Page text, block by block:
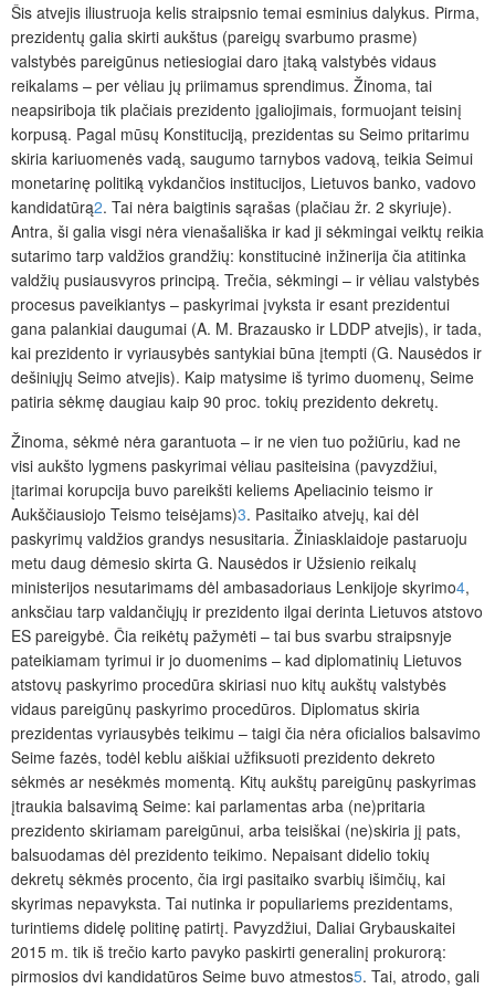
Šis atvejis iliustruoja kelis straipsnio temai esminius dalykus. Pirma,
prezidentų galia skirti aukštus (pareigų svarbumo prasme)
valstybės pareigūnus netiesiogiai daro įtaką valstybės vidaus
reikalams – per vėliau jų priimamus sprendimus. Žinoma, tai
neapsiriboja tik plačiais prezidento įgaliojimais, formuojant teisinį
korpusą. Pagal mūsų Konstituciją, prezidentas su Seimo pritarimu
skiria kariuomenės vadą, saugumo tarnybos vadovą, teikia Seimui
monetarinę politiką vykdančios institucijos, Lietuvos banko, vadovo
kandidatūrą2. Tai nėra baigtinis sąrašas (plačiau žr. 2 skyriuje).
Antra, ši galia visgi nėra vienašališka ir kad ji sėkmingai veiktų reikia
sutarimo tarp valdžios grandžių: konstitucinė inžinerija čia atitinka
valdžių pusiausvyros principą. Trečia, sėkmingi – ir vėliau valstybės
procesus paveikiantys – paskyrimai įvyksta ir esant prezidentui
gana palankiai daugumai (A. M. Brazausko ir LDDP atvejis), ir tada,
kai prezidento ir vyriausybės santykiai būna įtempti (G. Nausėdos ir
dešiniųjų Seimo atvejis). Kaip matysime iš tyrimo duomenų, Seime
patiria sėkmę daugiau kaip 90 proc. tokių prezidento dekretų.
Žinoma, sėkmė nėra garantuota – ir ne vien tuo požiūriu, kad ne
visi aukšto lygmens paskyrimai vėliau pasiteisina (pavyzdžiui,
įtarimai korupcija buvo pareikšti keliems Apeliacinio teismo ir
Aukščiausiojo Teismo teisėjams)3. Pasitaiko atvejų, kai dėl
paskyrimų valdžios grandys nesusitaria. Žiniasklaidoje pastaruoju
metu daug dėmesio skirta G. Nausėdos ir Užsienio reikalų
ministerijos nesutarimams dėl ambasadoriaus Lenkijoje skyrimo4,
anksčiau tarp valdančiųjų ir prezidento ilgai derinta Lietuvos atstovo
ES pareigybė. Čia reikėtų pažymėti – tai bus svarbu straipsnyje
pateikiamam tyrimui ir jo duomenims – kad diplomatinių Lietuvos
atstovų paskyrimo procedūra skiriasi nuo kitų aukštų valstybės
vidaus pareigūnų paskyrimo procedūros. Diplomatus skiria
prezidentas vyriausybės teikimu – taigi čia nėra oficialios balsavimo
Seime fazės, todėl keblu aiškiai užfiksuoti prezidento dekreto
sėkmės ar nesėkmės momentą. Kitų aukštų pareigūnų paskyrimas
įtraukia balsavimą Seime: kai parlamentas arba (ne)pritaria
prezidento skiriamam pareigūnui, arba teisiškai (ne)skiria jį pats,
balsuodamas dėl prezidento teikimo. Nepaisant didelio tokių
dekretų sėkmės procento, čia irgi pasitaiko svarbių išimčių, kai
skyrimas nepavyksta. Tai nutinka ir populiariems prezidentams,
turintiems didelę politinę patirtį. Pavyzdžiui, Daliai Grybauskaitei
2015 m. tik iš trečio karto pavyko paskirti generalinį prokurorą:
pirmosios dvi kandidatūros Seime buvo atmestos5. Tai, atrodo, gali